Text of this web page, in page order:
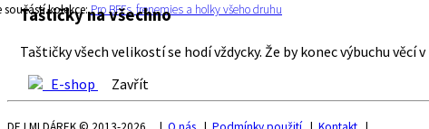
součástí kolekce:Pro BFFs, frenemies a holky všeho druhu
Taštičky na všechno
Taštičky všech velikostí se hodí vždycky. Že by konec výbuchu věcí
E-shop
Zavřít